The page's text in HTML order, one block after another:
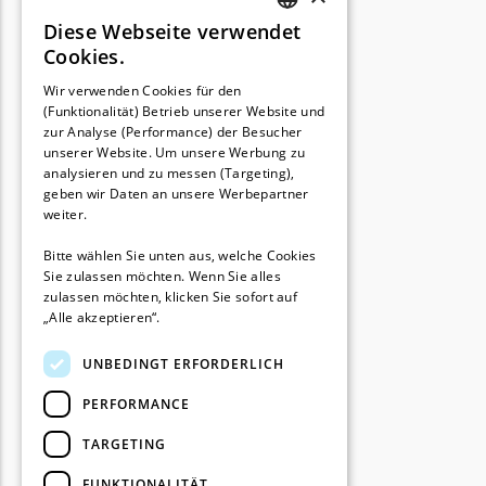
GERMAN
GERMAN
Diese Webseite verwendet
Cookies.
Wir verwenden Cookies für den
(Funktionalität) Betrieb unserer Website und
zur Analyse (Performance) der Besucher
unserer Website. Um unsere Werbung zu
analysieren und zu messen (Targeting),
geben wir Daten an unsere Werbepartner
weiter.
Bitte wählen Sie unten aus, welche Cookies
Sie zulassen möchten. Wenn Sie alles
zulassen möchten, klicken Sie sofort auf
„Alle akzeptieren“.
UNBEDINGT ERFORDERLICH
PERFORMANCE
TARGETING